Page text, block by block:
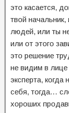
это касается,
твой
людей, или ты
или от этого
это решение
не видим в
эксперта, когда
себя, тогда…
хороших